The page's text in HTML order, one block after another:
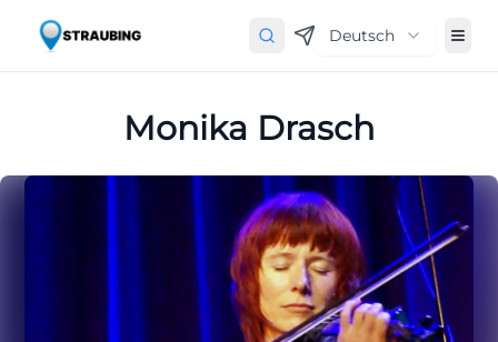
Deutsch
Monika Drasch